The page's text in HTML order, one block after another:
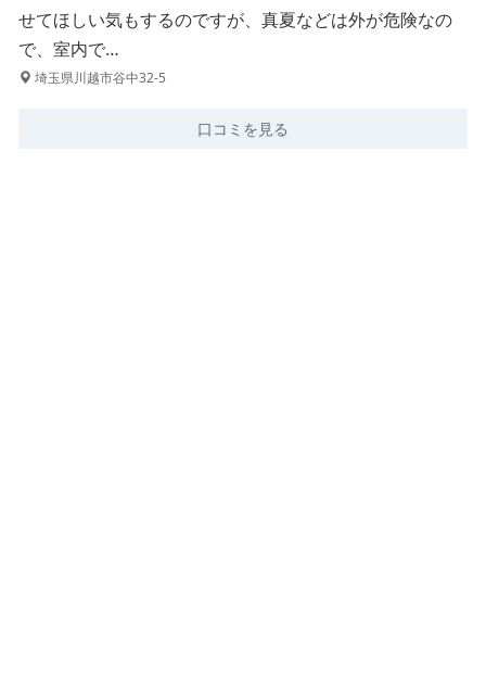
せてほしい気もするのですが、真夏などは外が危険なの
で、室内で…
埼玉県川越市谷中32-5
口コミを見る